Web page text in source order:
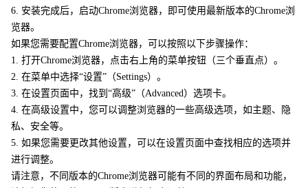
6. 安装完成后，启动Chrome浏览器，即可使用最新版本的Chrome浏
览器。
如果您需要配置Chrome浏览器，可以按照以下步骤操作：
1. 打开Chrome浏览器，点击右上角的菜单按钮（三个垂直点）。
2. 在菜单中选择“设置”（Settings）。
3. 在设置页面中，找到“高级”（Advanced）选项卡。
4. 在高级设置中，您可以调整浏览器的一些高级选项，如主题、隐
私、安全等。
5. 如果您需要更改其他设置，可以在设置页面中查找相应的选项并
进行调整。
请注意，不同版本的Chrome浏览器可能有不同的界面布局和功能，